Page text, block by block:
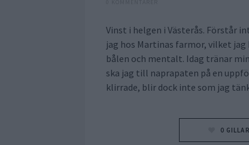
Vinst i helgen i Västerås. Förstår
jag hos Martinas farmor, vilket
bålen och mentalt. Idag tränar
ska jag till naprapaten på en
klirrade, blir dock inte som jag
0 GILLAR